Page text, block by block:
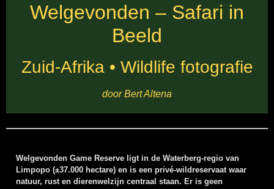
Welgevonden – Safari in
Beeld
Zuid-Afrika • Wildlife fotografie
door Bert Altena
Welgevonden Game Reserve ligt in de Waterberg-regio van
Limpopo (±37.000 hectare) en is een privé-wildreservaat waar
natuur, rust en dierenwelzijn centraal staan. Er is geen